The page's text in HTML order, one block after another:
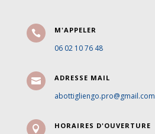
 M'APPELER
06 02 10 76 48
 ADRESSE MAIL
abottigliengo.pro@gmail.com
 HORAIRES D'OUVERTURE